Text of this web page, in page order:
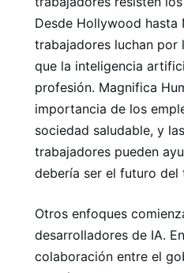
Desde Hollywood hasta
trabajadores luchan por
que la inteligencia
profesión. Magnifica
importancia de los
sociedad saludable, y
trabajadores pueden
debería ser el futuro del
Otros enfoques
desarrolladores de IA.
colaboración entre el